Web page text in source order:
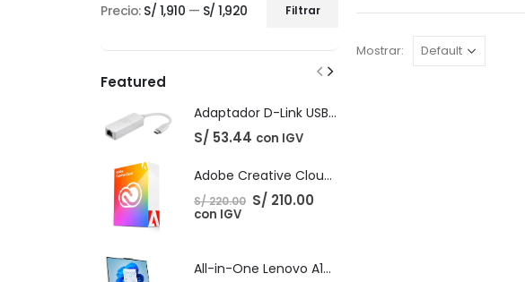
Mostrar:
mínimo
máximo
Filtrar
Precio: S/ 1,910 — S/ 1,920
Featured
Adaptador D-Link USB-C Gigabit Ethernet LAN
S/ 53.44 con IGV
Adobe Creative Cloud - 1 Año
S/220.00 El
precio
S/ 210.00El
con IGV
All-in-One Lenovo A100